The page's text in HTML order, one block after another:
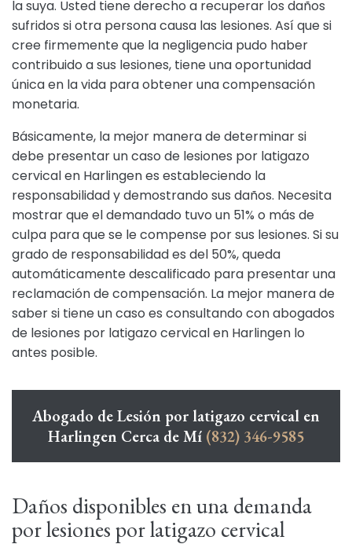
la suya. Usted tiene derecho a recuperar los daños
sufridos si otra persona causa las lesiones. Así que si
cree firmemente que la negligencia pudo haber
contribuido a sus lesiones, tiene una oportunidad
única en la vida para obtener una compensación
monetaria.
Básicamente, la mejor manera de determinar si
debe presentar un caso de lesiones por latigazo
cervical en Harlingen es estableciendo la
responsabilidad y demostrando sus daños. Necesita
mostrar que el demandado tuvo un 51% o más de
culpa para que se le compense por sus lesiones. Si su
grado de responsabilidad es del 50%, queda
automáticamente descalificado para presentar una
reclamación de compensación. La mejor manera de
saber si tiene un caso es consultando con abogados
de lesiones por latigazo cervical en Harlingen lo
antes posible.
Abogado de Lesión por latigazo cervical en
Harlingen Cerca de Mí (832) 346-9585
Daños disponibles en una demanda
por lesiones por latigazo cervical